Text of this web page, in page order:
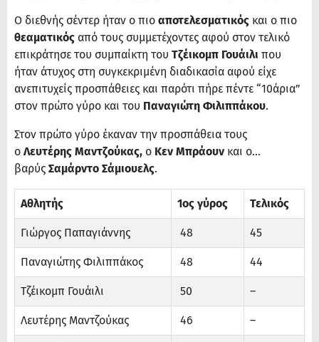
Ο διεθνής σέντερ ήταν ο πιο αποτελεσματικός και ο πιο
θεαματικός από τους συμμετέχοντες αφού στον τελικό
επικράτησε του συμπαίκτη του Τζέικομπ Γουάιλι που
ήταν άτυχος στη συγκεκριμένη διαδικασία αφού είχε
ανεπιτυχείς προσπάθειες και παρότι πήρε πέντε “10άρια”
στον πρώτο γύρο και του Παναγιώτη Φιλιππάκου.
Στον πρώτο γύρο έκαναν την προσπάθεια τους
ο Λευτέρης Μαντζούκας, ο Κεν Μπράουν και ο…
βαρύς Σαμάρντο Σάμιουελς.
Αθλητής 1ος γύρος Τελικός
Γιώργος Παπαγιάννης 48 45
Παναγιώτης Φιλιππάκος 48 44
Τζέικομπ Γουάιλι 50 –
Λευτέρης Μαντζούκας 46 –